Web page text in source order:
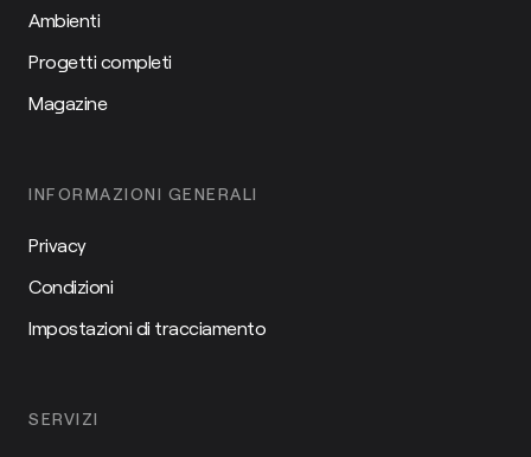
Ambienti
Progetti completi
Magazine
INFORMAZIONI GENERALI
Privacy
Condizioni
Impostazioni di tracciamento
SERVIZI